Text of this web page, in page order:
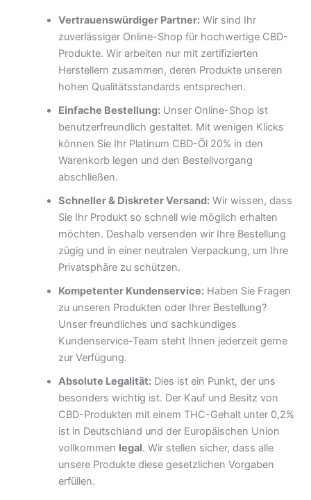
Vertrauenswürdiger Partner:Wir sind Ihr
zuverlässiger Online-Shop für hochwertige CBD-
Produkte. Wir arbeiten nur mit zertifizierten
Herstellern zusammen, deren Produkte unseren
hohen Qualitätsstandards entsprechen.
Einfache Bestellung:Unser Online-Shop ist
benutzerfreundlich gestaltet. Mit wenigen Klicks
können Sie Ihr Platinum CBD-Öl 20% in den
Warenkorb legen und den Bestellvorgang
abschließen.
Schneller & Diskreter Versand:Wir wissen, dass
Sie Ihr Produkt so schnell wie möglich erhalten
möchten. Deshalb versenden wir Ihre Bestellung
zügig und in einer neutralen Verpackung, um Ihre
Privatsphäre zu schützen.
Kompetenter Kundenservice:Haben Sie Fragen
zu unseren Produkten oder Ihrer Bestellung?
Unser freundliches und sachkundiges
Kundenservice-Team steht Ihnen jederzeit gerne
zur Verfügung.
Absolute Legalität:Dies ist ein Punkt, der uns
besonders wichtig ist. Der Kauf und Besitz von
CBD-Produkten mit einem THC-Gehalt unter 0,2%
ist in Deutschland und der Europäischen Union
vollkommen legal. Wir stellen sicher, dass alle
unsere Produkte diese gesetzlichen Vorgaben
erfüllen.